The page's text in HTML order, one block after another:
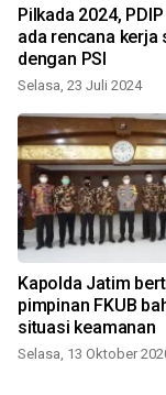
Pilkada 2024,
ada rencana kerja
dengan PSI
Selasa, 23 Juli 2024
Kapolda Jatim
pimpinan FKUB
situasi keamanan
Selasa, 13 Oktober